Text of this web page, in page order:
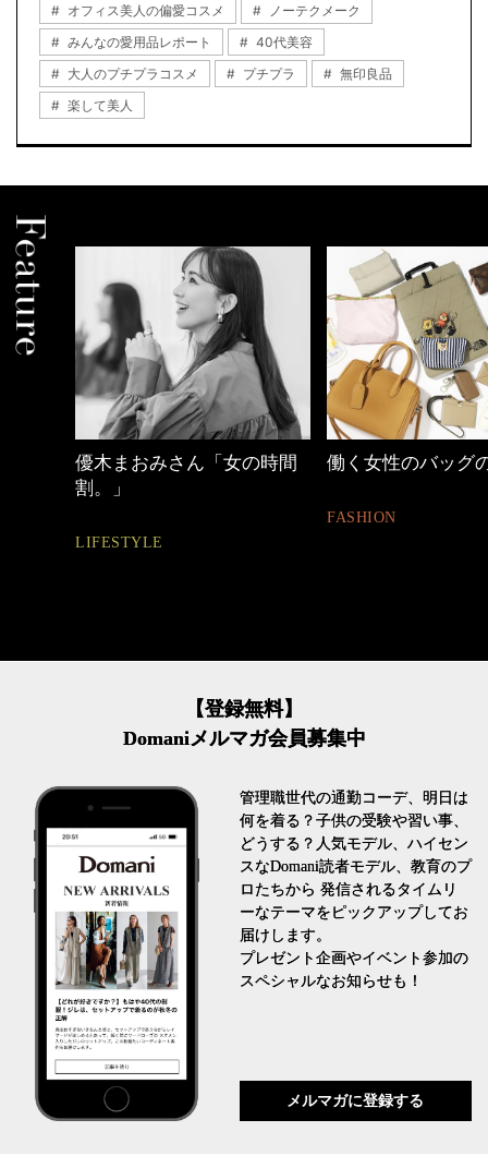
オフィス美人の偏愛コスメ
ノーテクメーク
みんなの愛用品レポート
40代美容
大人のプチプラコスメ
プチプラ
無印良品
楽して美人
働く女性のバッグの中身
【ワーママのきれ
【登録無料】
Domaniメルマガ会員募集中
管理職世代の通勤コーデ、明日は
何を着る？子供の受験や習い事、
どうする？人気モデル、ハイセン
スなDomani読者モデル、教育のプ
ロたちから 発信されるタイムリ
ーなテーマをピックアップしてお
届けします。
プレゼント企画やイベント参加の
スペシャルなお知らせも！
メルマガに登録する